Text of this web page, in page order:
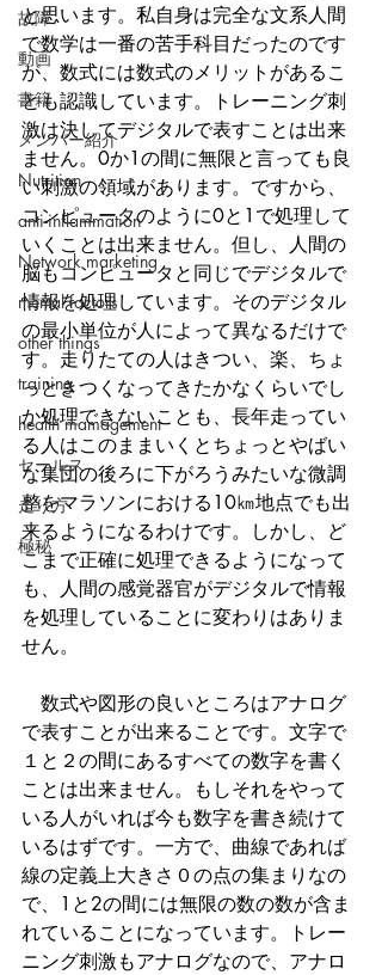
故障
動画
書籍
メンバー紹介
Nutrition
anti-inflammation
Network marketing
mental factors
other things
training
health mamagement
セールス
走り方
極秘
と思います。私自身は完全な文系人間
で数学は一番の苦手科目だったのです
が、数式には数式のメリットがあるこ
とも認識しています。トレーニング刺
激は決してデジタルで表すことは出来
ません。0か1の間に無限と言っても良
い刺激の領域があります。ですから、
コンピュータのように0と1で処理して
いくことは出来ません。但し、人間の
脳もコンピュータと同じでデジタルで
情報を処理しています。そのデジタル
の最小単位が人によって異なるだけで
す。走りたての人はきつい、楽、ちょ
っときつくなってきたかなくらいでし
か処理できないことも、長年走ってい
る人はこのままいくとちょっとやばい
な集団の後ろに下がろうみたいな微調
整をマラソンにおける10㎞地点でも出
来るようになるわけです。しかし、ど
こまで正確に処理できるようになって
も、人間の感覚器官がデジタルで情報
を処理していることに変わりはありま
せん。
数式や図形の良いところはアナログ
で表すことが出来ることです。文字で
１と２の間にあるすべての数字を書く
ことは出来ません。もしそれをやって
いる人がいれば今も数字を書き続けて
いるはずです。一方で、曲線であれば
線の定義上大きさ０の点の集まりなの
で、1と2の間には無限の数の数が含ま
れていることになっています。トレー
ニング刺激もアナログなので、アナロ